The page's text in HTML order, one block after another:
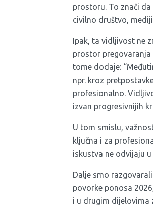
prostoru. To znači
civilno društvo,
Ipak, ta vidljivost ne
prostor pregovaranja
tome dodaje:
npr. kroz
profesionalno.
izvan progresivnijih
U tom smislu,
ključna i za
iskustva ne odvijaju
Dalje smo
povorke ponosa
i u drugim dijelovima